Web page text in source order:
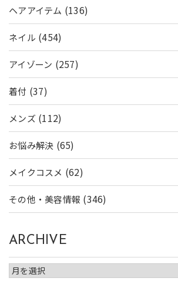
ヘアアイテム (136)
ネイル (454)
アイゾーン (257)
着付 (37)
メンズ (112)
お悩み解決 (65)
メイクコスメ (62)
その他・美容情報 (346)
ARCHIVE